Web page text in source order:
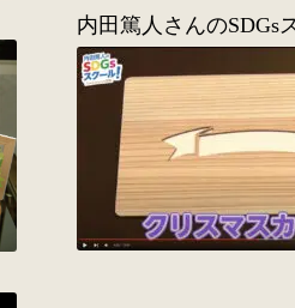
内田篤人さんのSDGs